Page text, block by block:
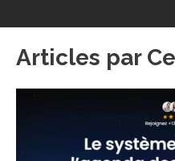
Articles par